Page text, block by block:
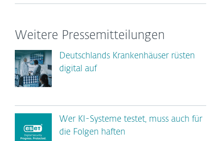
Weitere Pressemitteilungen
Deutschlands Krankenhäuser rüsten
digital auf
Wer KI-Systeme testet, muss auch für
die Folgen haften